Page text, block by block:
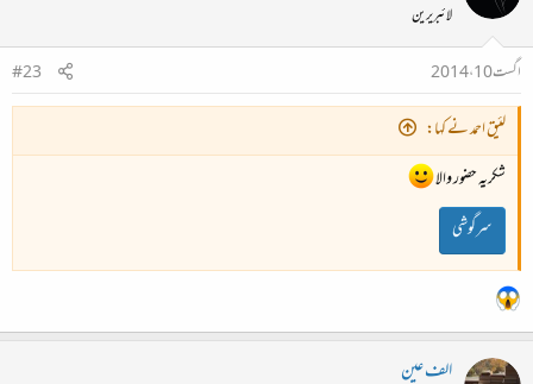
لائبریرین
اگست 10، 2014
#23
لئیق احمد نے کہا:
شکریہ حضور والا
سرگوشی
الف عین